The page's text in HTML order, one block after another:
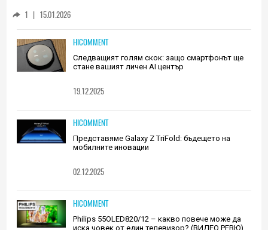
1 | 15.01.2026
HICOMMENT
Следващият голям скок: защо смартфонът ще
стане вашият личен AI център
19.12.2025
HICOMMENT
Представяме Galaxy Z TriFold: бъдещето на
мобилните иновации
02.12.2025
HICOMMENT
Philips 55OLED820/12 – какво повече може да
иска човек от един телевизор? (ВИДЕО РЕВЮ)